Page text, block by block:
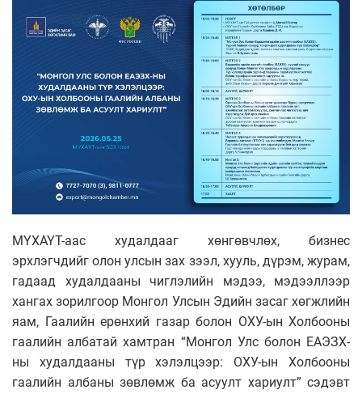
МҮХАҮТ-аас худалдааг хөнгөвчлөх, бизнес
эрхлэгчдийг олон улсын зах зээл, хууль, дүрэм, журам,
гадаад худалдааны чиглэлийн мэдээ, мэдээллээр
хангах зорилгоор Монгол Улсын Эдийн засаг хөгжлийн
яам, Гаалийн ерөнхий газар болон ОХУ-ын Холбооны
гаалийн албатай хамтран “Монгол Улс болон ЕАЭЗХ-
ны худалдааны түр хэлэлцээр: ОХУ-ын Холбооны
гаалийн албаны зөвлөмж ба асуулт хариулт” сэдэвт